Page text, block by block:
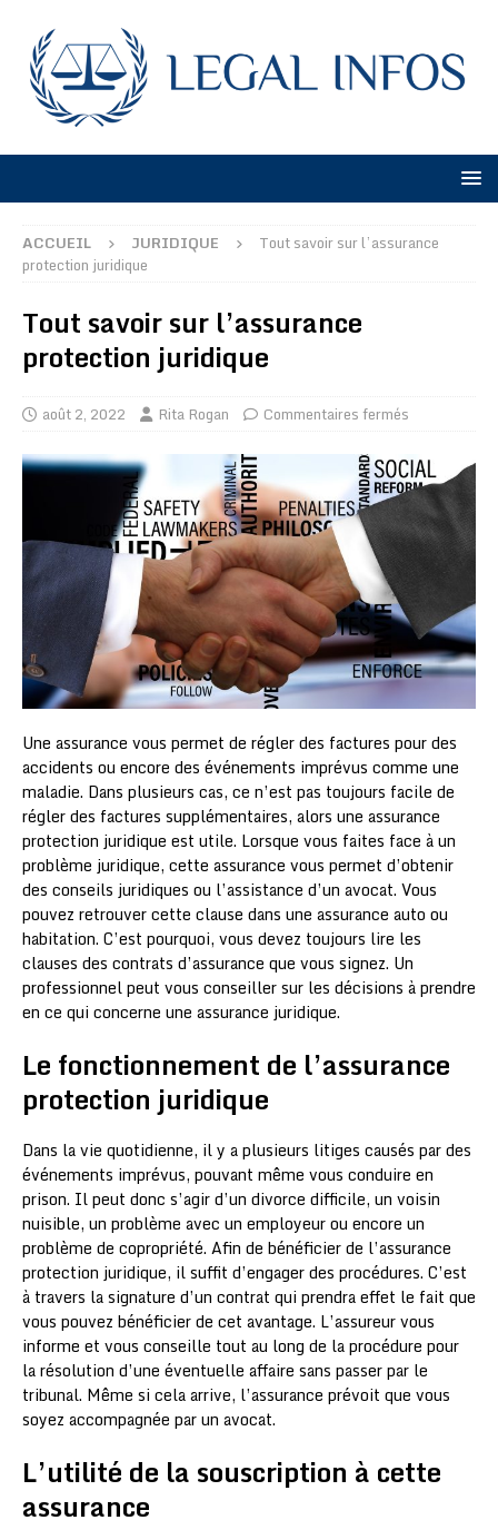
ACCUEIL JURIDIQUE
Tout savoir sur l’assurance
protection juridique
Tout savoir sur l’assurance
protection juridique
août 2, 2022 Rita Rogan Commentaires fermés
Une assurance vous permet de régler des factures pour des
accidents ou encore des événements imprévus comme une
maladie. Dans plusieurs cas, ce n’est pas toujours facile de
régler des factures supplémentaires, alors une assurance
protection juridique est utile. Lorsque vous faites face à un
problème juridique, cette assurance vous permet d’obtenir
des conseils juridiques ou l’assistance d’un avocat. Vous
pouvez retrouver cette clause dans une assurance auto ou
habitation. C’est pourquoi, vous devez toujours lire les
clauses des contrats d’assurance que vous signez. Un
professionnel peut vous conseiller sur les décisions à prendre
en ce qui concerne une assurance juridique.
Le fonctionnement de l’assurance
protection juridique
Dans la vie quotidienne, il y a plusieurs litiges causés par des
événements imprévus, pouvant même vous conduire en
prison. Il peut donc s’agir d’un divorce difficile, un voisin
nuisible, un problème avec un employeur ou encore un
problème de copropriété. Afin de bénéficier de l’assurance
protection juridique, il suffit d’engager des procédures. C’est
à travers la signature d’un contrat qui prendra effet le fait que
vous pouvez bénéficier de cet avantage. L’assureur vous
informe et vous conseille tout au long de la procédure pour
la résolution d’une éventuelle affaire sans passer par le
tribunal. Même si cela arrive, l’assurance prévoit que vous
soyez accompagnée par un avocat.
L’utilité de la souscription à cette
assurance